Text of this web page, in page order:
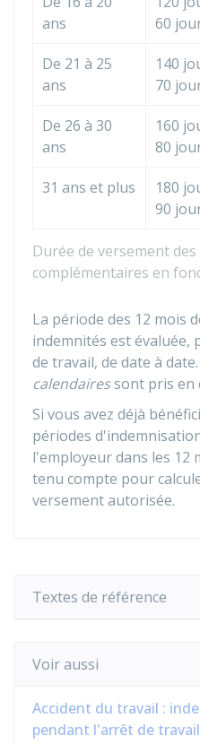
Durée de versement
complémentaires en
ans
60
De 21 à 25
ans
140
70
De 26 à 30
ans
160
80
31 ans et plus 180
90
La période des 12 mois
indemnités est
de travail, de date à
calendairessont pris en
Si vous avez déjà
périodes
l'employeur dans les 12
tenu compte pour
versement autorisée.
Textes de référence
Voir aussi
Accident du travail :
pendant l'arrêt de travail